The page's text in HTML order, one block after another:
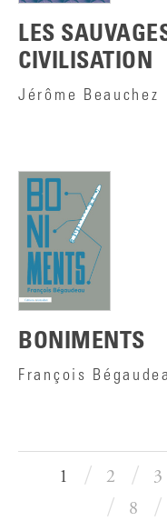
LES
CIVILISATION
Jérôme Beauchez
BONIMENTS
François
1 2 3
8